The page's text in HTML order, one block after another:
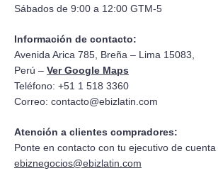
Sábados de 9:00 a 12:00 GTM-5
Información de contacto:
Avenida Arica 785, Breña – Lima 15083,
Perú – Ver Google Maps
Teléfono: +51 1 518 3360
Correo: contacto@ebizlatin.com
Atención a clientes compradores:
Ponte en contacto con tu ejecutivo de
ebiznegocios@ebizlatin.com